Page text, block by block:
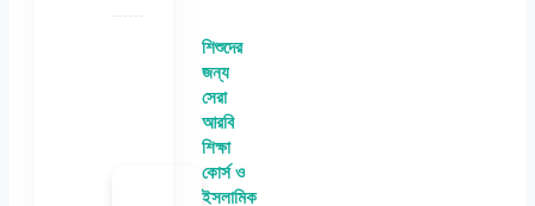
শিশুদের
জন্য
সেরা
আরবি
শিক্ষা
কোর্স ও
ইসলামিক